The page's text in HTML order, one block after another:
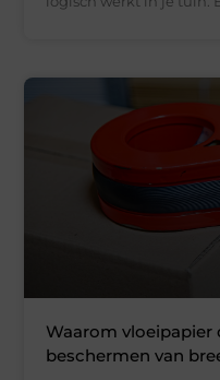
Waarom vloeipapier
beschermen van